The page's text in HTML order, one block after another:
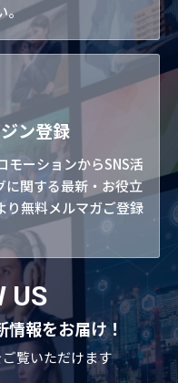
。
ン登録
モーションからSNS活
に関する最新・お役立
り無料メルマガご登録
US
報をお届け！
覧いただけます